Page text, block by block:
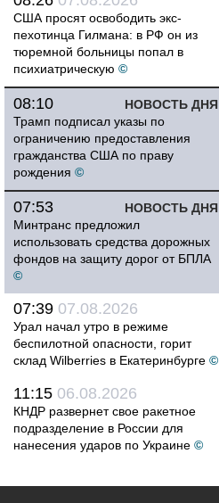
США просят освободить экс-
пехотинца Гилмана: в РФ он из
тюремной больницы попал в
психиатрическую ©
НОВОСТЬ ДНЯ
08:10
Трамп подписал указы по
ограничению предоставления
гражданства США по праву
рождения ©
НОВОСТЬ ДНЯ
07:53
Минтранс предложил
использовать средства дорожных
фондов на защиту дорог от БПЛА
©
07:39 07.08.2026
Урал начал утро в режиме
беспилотной опасности, горит
склад Wilberries в Екатеринбурге ©
11:15 06.08.2026
КНДР развернет свое ракетное
подразделение в России для
нанесения ударов по Украине ©